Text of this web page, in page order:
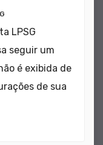
LPSG
seguir um
é exibida de
de sua